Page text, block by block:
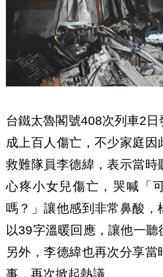
台鐵太魯閣號408次列車2
成上百人傷亡，不少家庭因
救難隊員李德緯，表示當時
心疼小女兒傷亡，哭喊「
嗎？」讓他感到非常鼻酸，
以39字溫暖回應，讓他一聽
另外，李德緯也再次分享當
事，再次掀起熱議。